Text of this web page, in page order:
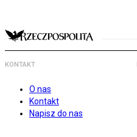
KONTAKT
O nas
Kontakt
Napisz do nas